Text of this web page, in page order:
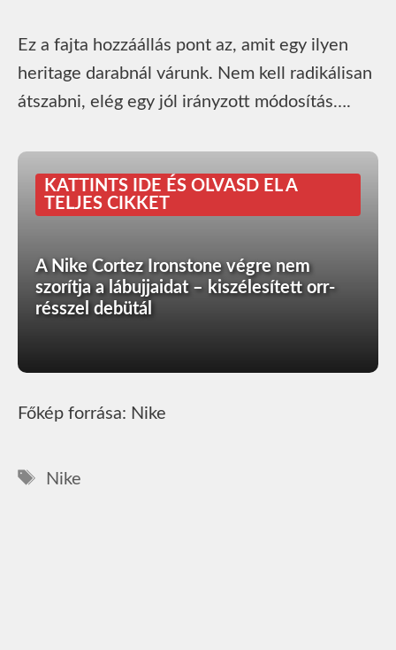
Ez a fajta hozzáállás pont az, amit egy ilyen
heritage darabnál várunk. Nem kell radikálisan
átszabni, elég egy jól irányzott módosítás….
KATTINTS IDE ÉS OLVASD EL A
TELJES CIKKET
A Nike Cortez Ironstone végre nem
szorítja a lábujjaidat – kiszélesített orr-
résszel debütál
Főkép forrása: Nike
Címkék
Nike